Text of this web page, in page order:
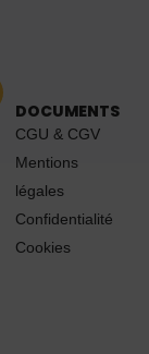
DOCUMENTS
CGU & CGV
Mentions
légales
Confidentialité
Cookies